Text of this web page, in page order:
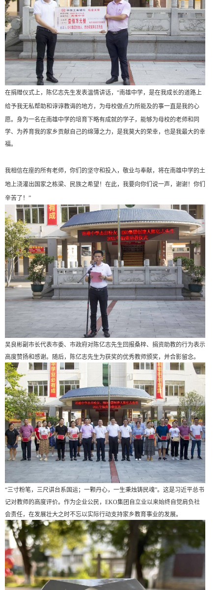
在捐赠仪式上，陈亿志先生发表温情讲话， “南雄中学，是在我成长的道路上
给予我无私帮助和谆谆教诲的地方，为母校做点力所能及的事一直是我的心
愿。身为一名在南雄中学的培育下略有成就的学子， 能够为母校的老师和 同
学、为养育我的家乡贡献自己的绵薄之力 ，是我莫大的荣幸，也是我最大的幸
福。
我相信在座的所有老师，你们的坚守和投入，敬业与奉献，将在南雄中学的土
地上浇灌出国家之栋梁、民族之希望！在此，我要向你们说一声，谢谢！你们
辛苦了！ ”
吴良彬副市长代表市委、市政府对陈亿志先生回报桑梓、捐资助教的行为表示
高度赞扬和感谢。随后，陈亿志先生为获奖的优秀教师颁奖，并合影留念。
“三寸粉笔，三尺讲台系国运；一颗丹心，一生秉烛铸民魂”。这是习近平总书
记对教师的高度评价。作为企业公民，EKO集团自立业以来始终自觉肩负社
会责任，在发展壮大之时不忘以实际行动支持家乡教育事业的发展。